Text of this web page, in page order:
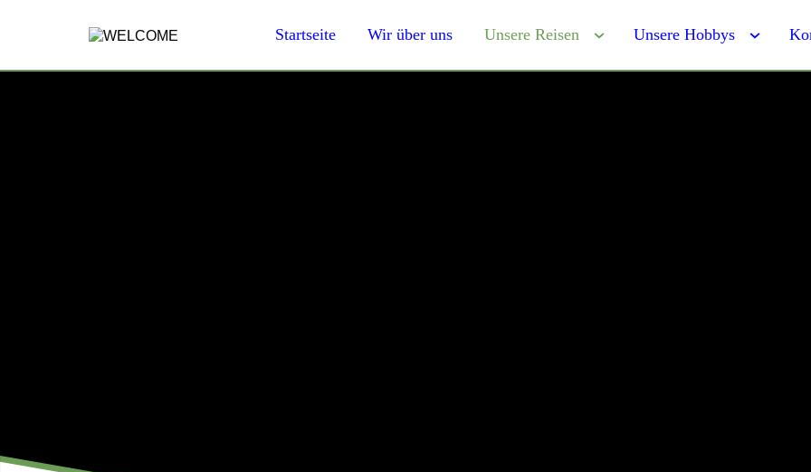
Startseite Wir über uns Unsere Reisen Unsere Hobbys